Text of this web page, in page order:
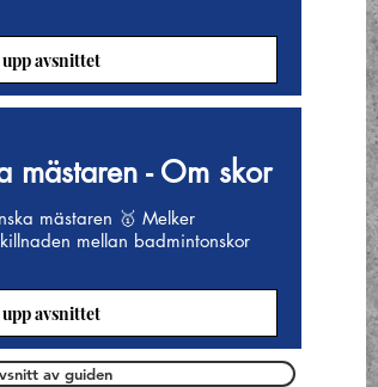
upp avsnittet
mästaren - Om skor
mästaren 🥇 Melker
mellan badmintonskor
upp avsnittet
av guiden